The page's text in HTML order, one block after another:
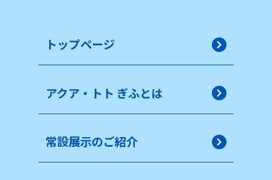
トップページ
アクア・トト ぎふとは
常設展示のご紹介